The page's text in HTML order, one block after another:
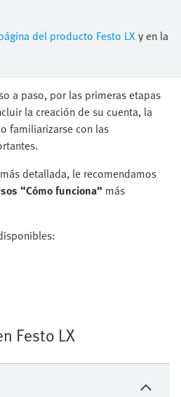
del producto Festo LXy en la
a paso, por las primeras etapas
la creación de su cuenta, la
familiarizarse con las
detallada, le recomendamos
“Cómo funciona” más
Festo LX